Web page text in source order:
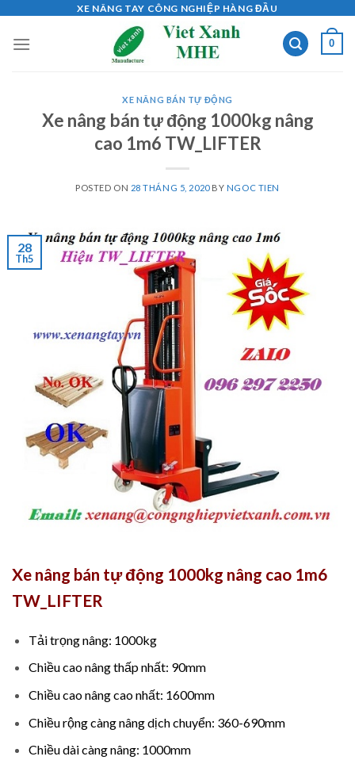
content
XE NÂNG TAY CÔNG NGHIỆP HÀNG ĐẦU
0
XE NÂNG BÁN TỰ ĐỘNG
Xe nâng bán tự động 1000kg nâng
cao 1m6 TW_LIFTER
POSTED ON 28 THÁNG 5, 2020BY NGOC TIEN
28
Th5
Xe nâng bán tự động 1000kg nâng cao 1m6
TW_LIFTER
Tải trọng nâng: 1000kg
Chiều cao nâng thấp nhất: 90mm
Chiều cao nâng cao nhất: 1600mm
Chiều rộng càng nâng dịch chuyển: 360-690mm
Chiều dài càng nâng: 1000mm